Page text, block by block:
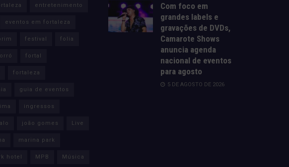
entretenimento
eventos em fortaleza
festival folia
fortal
fortaleza
guia de eventos
ingressos
joão gomes Live
marina park
hotel MPB Música
Com foco em
grandes labels e
gravações de DVDs,
Camarote Shows
anuncia agenda
nacional de eventos
para agosto
5 DE AGOSTO DE 2026